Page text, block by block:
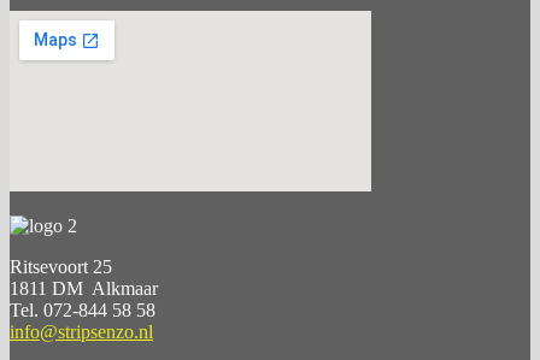
Ritsevoort 25
1811 DM Alkmaar
Tel. 072-844 58 58
info@stripsenzo.nl